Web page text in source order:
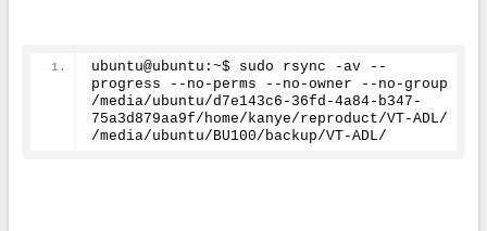
ubuntu@ubuntu:~$ sudo rsync -av --
progress --no-perms --no-owner --no-group
/media/ubuntu/d7e143c6-36fd-4a84-b347-
75a3d879aa9f/home/kanye/reproduct/VT-ADL/
/media/ubuntu/BU100/backup/VT-ADL/